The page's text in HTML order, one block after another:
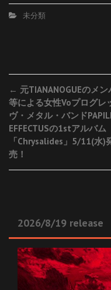
未分類
Post
navigation
← 元TIANANOGUEのメン
等による女性Voプログレ
ヴ・メタル・バンド
EFFECTUSの1stアルバム
「Chrysalides」5/11(水)
売！
2026/8/19 release